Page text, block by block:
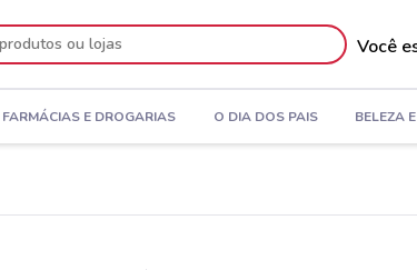
Você
FARMÁCIAS E DROGARIAS O DIA DOS PAIS BELEZA